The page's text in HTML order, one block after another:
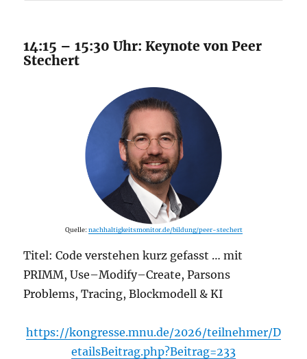
14:15 – 15:30 Uhr: Keynote von Peer
Stechert
Quelle: nachhaltigkeitsmonitor.de/bildung/peer-stechert
Titel: Code verstehen kurz gefasst … mit
PRIMM, Use–Modify–Create, Parsons
Problems, Tracing, Blockmodell & KI
https://kongresse.mnu.de/2026/teilnehmer/D
etailsBeitrag.php?Beitrag=233